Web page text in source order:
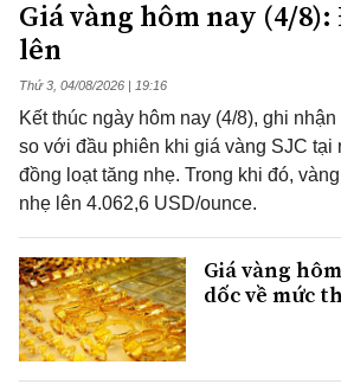
Giá vàng hôm nay (4/
lên
Thứ 3, 04/08/2026 | 19:16
Kết thúc ngày hôm nay (4/8), ghi
so với đầu phiên khi giá vàng SJC tại
đồng loạt tăng nhẹ. Trong khi đó,
nhẹ lên 4.062,6 USD/ounce.
Giá vàng
dốc về mức